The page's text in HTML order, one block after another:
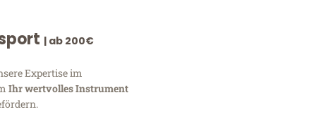
| ab 200€
Expertise im
Ihr wertvolles Instrument